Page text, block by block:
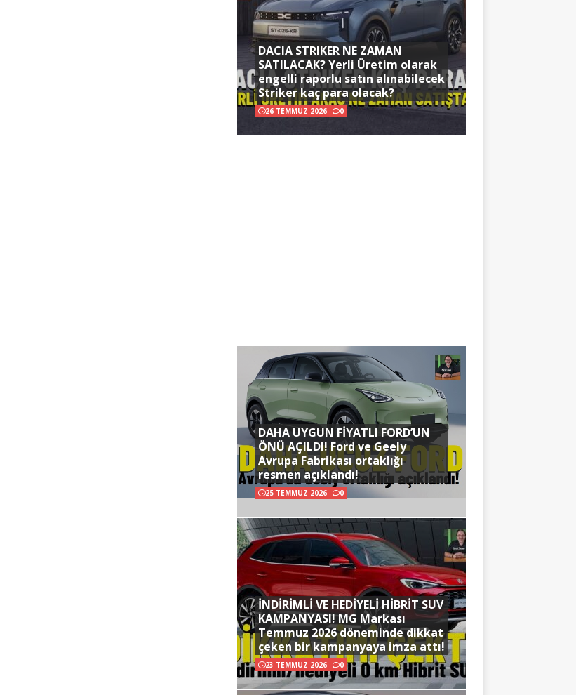
DACIA STRIKER NE ZAMAN
SATILACAK? Yerli Üretim olarak
engelli raporlu satın alınabilecek
Striker kaç para olacak?
26 TEMMUZ 2026 0
DAHA UYGUN FİYATLI FORD’UN
ÖNÜ AÇILDI! Ford ve Geely
Avrupa Fabrikası ortaklığı
resmen açıklandı!
25 TEMMUZ 2026 0
İNDİRİMLİ VE HEDİYELİ HİBRİT SUV
KAMPANYASI! MG Markası
Temmuz 2026 döneminde dikkat
çeken bir kampanyaya imza attı!
23 TEMMUZ 2026 0